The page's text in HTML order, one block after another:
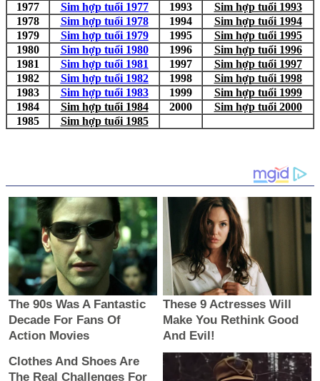
1977
Sim hợp tuổi 1977 1993
Sim hợp tuổi 1993
1978
Sim hợp tuổi 1978 1994
Sim hợp tuổi 1994
1979
Sim hợp tuổi 1979 1995
Sim hợp tuổi 1995
1980
Sim hợp tuổi 1980 1996
Sim hợp tuổi 1996
1981
Sim hợp tuổi 1981 1997
Sim hợp tuổi 1997
1982
Sim hợp tuổi 1982 1998
Sim hợp tuổi 1998
1983
Sim hợp tuổi 1983 1999
Sim hợp tuổi 1999
1984
Sim hợp tuổi 1984 2000
Sim hợp tuổi 2000
1985
Sim hợp tuổi 1985